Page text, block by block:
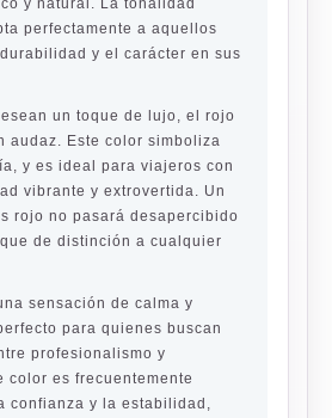
y natural. La tonalidad
perfectamente a aquellos
y el carácter en sus
un toque de lujo, el rojo
audaz. Este color simboliza
y es ideal para viajeros con
vibrante y extrovertida. Un
rojo no pasará desapercibido
de distinción a cualquier
sensación de calma y
para quienes buscan
profesionalismo y
color es frecuentemente
confianza y la estabilidad,